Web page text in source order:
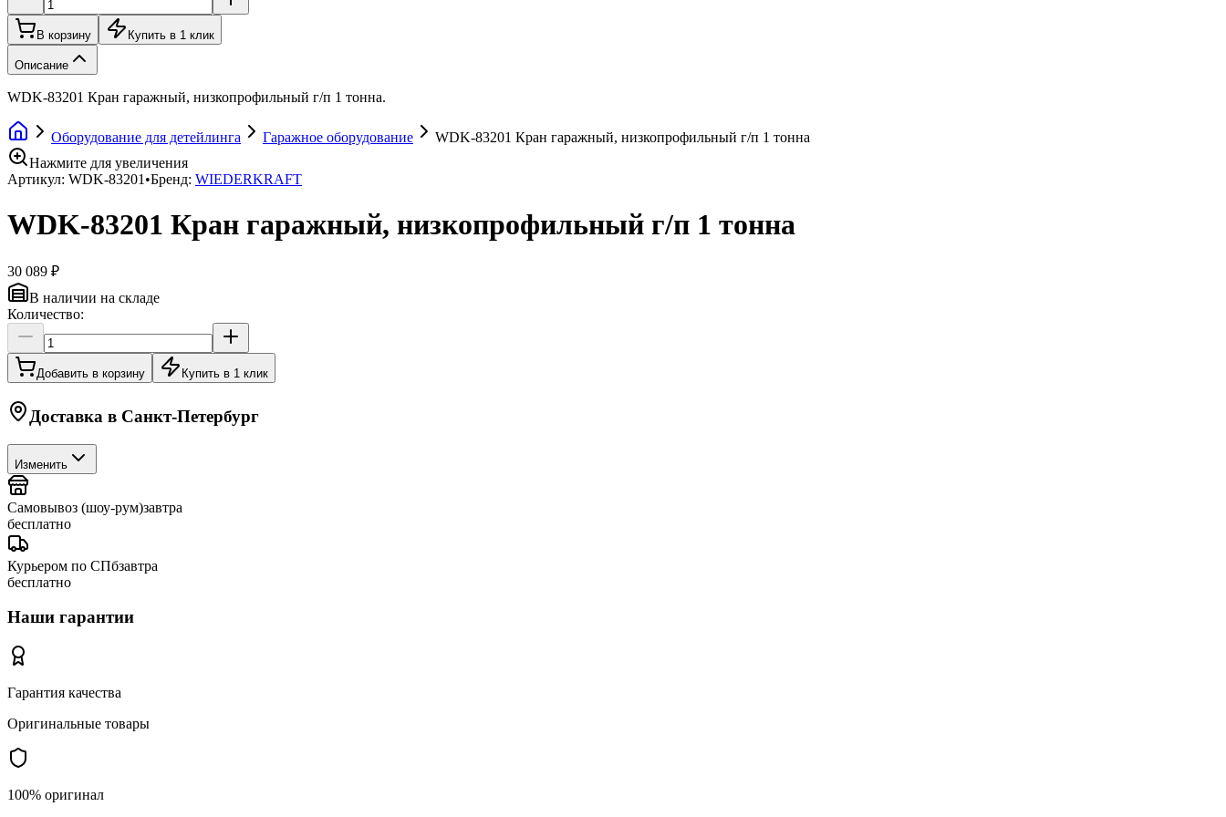
В корзину Купить в 1 клик
Описание
WDK-83201 Кран гаражный, низкопрофильный г/п 1 тонна.
Оборудование для детейлинга Гаражное оборудование
WDK-83201 Кран гаражный, низкопрофильный г/п 1 тонна
Нажмите для увеличения
Артикул: WDK-83201•Бренд: WIEDERKRAFT
WDK-83201 Кран гаражный, низкопрофильный г/п 1 тонна
30 089 ₽
В наличии на складе
Количество:
Добавить в корзину Купить в 1 клик
Доставка в Санкт-Петербург
Изменить
Самовывоз (шоу-рум)завтра
бесплатно
Курьером по СПбзавтра
бесплатно
Наши гарантии
Гарантия качества
Оригинальные товары
100% оригинал